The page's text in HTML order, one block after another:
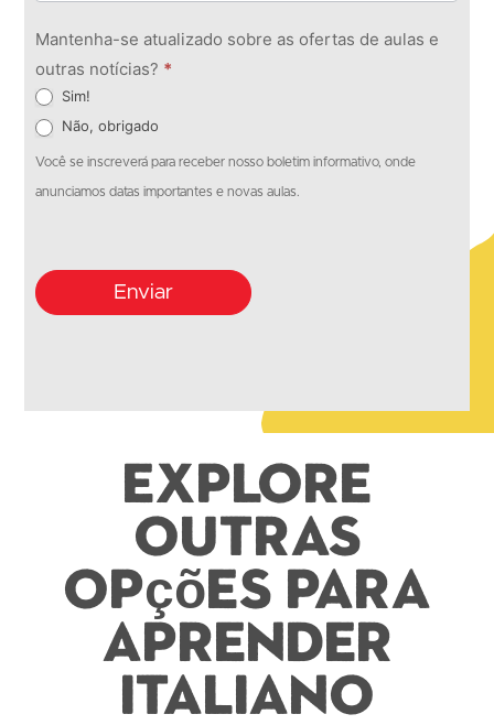
Mantenha-se atualizado sobre as ofertas de aulas e
outras notícias? *
Sim!
Não, obrigado
Você se inscreverá para receber nosso boletim informativo, onde
anunciamos datas importantes e novas aulas.
Enviar
Explore
outras
opções para
aprender
italiano